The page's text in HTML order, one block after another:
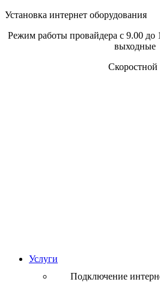
Установка интернет оборудования
Режим работы провайдера с 9.00
выходные
Услуги
Подключение